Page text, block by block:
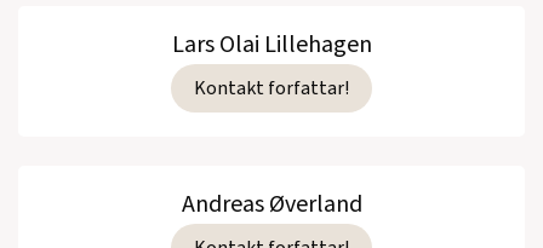
Lars Olai Lillehagen
Kontakt forfattar!
Andreas Øverland